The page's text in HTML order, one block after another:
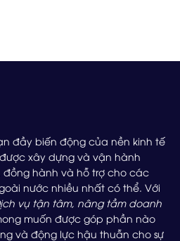
đầy biến động của nền kinh tế
xây dựng và vận hành
hành và hỗ trợ cho các
nước nhiều nhất có thể. Với
vụ tận tâm, nâng tầm doanh
muốn được góp phần nào
và động lực hậu thuẫn cho sự